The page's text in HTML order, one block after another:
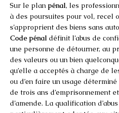
Sur le plan pénal, les
à des poursuites pour vol, recel
s’approprient des biens sans
Code pénal définit l’abus de
une personne de détourner, au
des valeurs ou un bien
qu’elle a acceptés à charge de
ou d’en faire un usage
de trois ans d’emprisonnement
d’amende. La qualification